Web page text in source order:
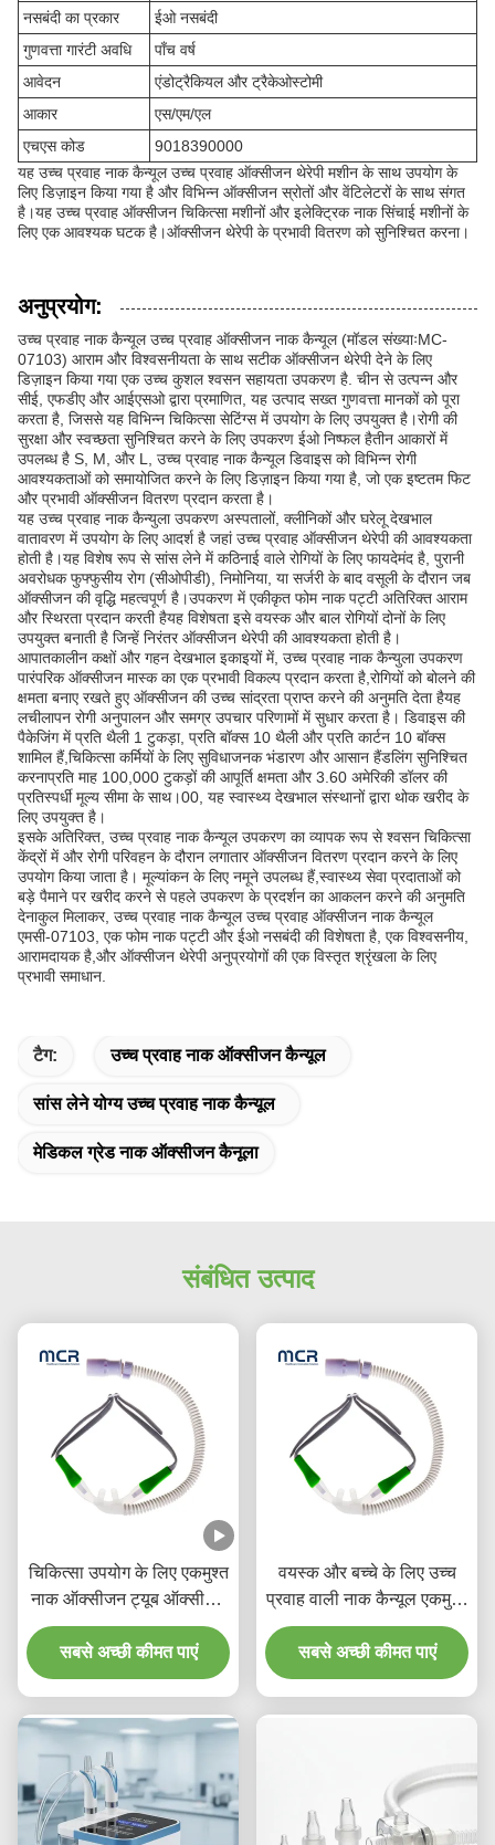
नसबंदी का प्रकार
ईओ नसबंदी
गुणवत्ता गारंटी अवधि
पाँच वर्ष
आवेदन
एंडोट्रैकियल और ट्रैकेओस्टोमी
आकार
एस/एम/एल
एचएस कोड
9018390000
यह उच्च प्रवाह नाक कैन्यूल उच्च प्रवाह ऑक्सीजन थेरेपी मशीन के साथ उपयोग के
लिए डिज़ाइन किया गया है और विभिन्न ऑक्सीजन स्रोतों और वेंटिलेटरों के साथ संगत
है।यह उच्च प्रवाह ऑक्सीजन चिकित्सा मशीनों और इलेक्ट्रिक नाक सिंचाई मशीनों के
लिए एक आवश्यक घटक है।ऑक्सीजन थेरेपी के प्रभावी वितरण को सुनिश्चित करना।
अनुप्रयोग:
उच्च प्रवाह नाक कैन्यूल उच्च प्रवाह ऑक्सीजन नाक कैन्यूल (मॉडल संख्याःMC-
07103) आराम और विश्वसनीयता के साथ सटीक ऑक्सीजन थेरेपी देने के लिए
डिज़ाइन किया गया एक उच्च कुशल श्वसन सहायता उपकरण है. चीन से उत्पन्न और
सीई, एफडीए और आईएसओ द्वारा प्रमाणित, यह उत्पाद सख्त गुणवत्ता मानकों को पूरा
करता है, जिससे यह विभिन्न चिकित्सा सेटिंग्स में उपयोग के लिए उपयुक्त है।रोगी की
सुरक्षा और स्वच्छता सुनिश्चित करने के लिए उपकरण ईओ निष्फल हैतीन आकारों में
उपलब्ध है S, M, और L, उच्च प्रवाह नाक कैन्यूल डिवाइस को विभिन्न रोगी
आवश्यकताओं को समायोजित करने के लिए डिज़ाइन किया गया है, जो एक इष्टतम फिट
और प्रभावी ऑक्सीजन वितरण प्रदान करता है।
यह उच्च प्रवाह नाक कैन्युला उपकरण अस्पतालों, क्लीनिकों और घरेलू देखभाल
वातावरण में उपयोग के लिए आदर्श है जहां उच्च प्रवाह ऑक्सीजन थेरेपी की आवश्यकता
होती है।यह विशेष रूप से सांस लेने में कठिनाई वाले रोगियों के लिए फायदेमंद है, पुरानी
अवरोधक फुफ्फुसीय रोग (सीओपीडी), निमोनिया, या सर्जरी के बाद वसूली के दौरान जब
ऑक्सीजन की वृद्धि महत्वपूर्ण है।उपकरण में एकीकृत फोम नाक पट्टी अतिरिक्त आराम
और स्थिरता प्रदान करती हैयह विशेषता इसे वयस्क और बाल रोगियों दोनों के लिए
उपयुक्त बनाती है जिन्हें निरंतर ऑक्सीजन थेरेपी की आवश्यकता होती है।
आपातकालीन कक्षों और गहन देखभाल इकाइयों में, उच्च प्रवाह नाक कैन्युला उपकरण
पारंपरिक ऑक्सीजन मास्क का एक प्रभावी विकल्प प्रदान करता है,रोगियों को बोलने की
क्षमता बनाए रखते हुए ऑक्सीजन की उच्च सांद्रता प्राप्त करने की अनुमति देता हैयह
लचीलापन रोगी अनुपालन और समग्र उपचार परिणामों में सुधार करता है। डिवाइस की
पैकेजिंग में प्रति थैली 1 टुकड़ा, प्रति बॉक्स 10 थैली और प्रति कार्टन 10 बॉक्स
शामिल हैं,चिकित्सा कर्मियों के लिए सुविधाजनक भंडारण और आसान हैंडलिंग सुनिश्चित
करनाप्रति माह 100,000 टुकड़ों की आपूर्ति क्षमता और 3.60 अमेरिकी डॉलर की
प्रतिस्पर्धी मूल्य सीमा के साथ।00, यह स्वास्थ्य देखभाल संस्थानों द्वारा थोक खरीद के
लिए उपयुक्त है।
इसके अतिरिक्त, उच्च प्रवाह नाक कैन्यूल उपकरण का व्यापक रूप से श्वसन चिकित्सा
केंद्रों में और रोगी परिवहन के दौरान लगातार ऑक्सीजन वितरण प्रदान करने के लिए
उपयोग किया जाता है। मूल्यांकन के लिए नमूने उपलब्ध हैं,स्वास्थ्य सेवा प्रदाताओं को
बड़े पैमाने पर खरीद करने से पहले उपकरण के प्रदर्शन का आकलन करने की अनुमति
देनाकुल मिलाकर, उच्च प्रवाह नाक कैन्यूल उच्च प्रवाह ऑक्सीजन नाक कैन्यूल
एमसी-07103, एक फोम नाक पट्टी और ईओ नसबंदी की विशेषता है, एक विश्वसनीय,
आरामदायक है,और ऑक्सीजन थेरेपी अनुप्रयोगों की एक विस्तृत श्रृंखला के लिए
प्रभावी समाधान.
टैग: उच्च प्रवाह नाक ऑक्सीजन कैन्यूल
सांस लेने योग्य उच्च प्रवाह नाक कैन्यूल
मेडिकल ग्रेड नाक ऑक्सीजन कैनूला
संबंधित उत्पाद
चिकित्सा उपयोग के लिए एकमुश्त
नाक ऑक्सीजन ट्यूब ऑक्सीजन
ट्यूब नाक उच्च प्रवाह कैन्यूल
सबसे अच्छी कीमत पाएं
वयस्क और बच्चे के लिए उच्च
प्रवाह वाली नाक कैन्यूल एकमुश्त
HFNC
सबसे अच्छी कीमत पाएं